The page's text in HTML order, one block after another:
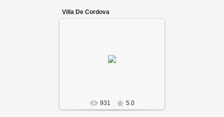
Villa De Cordova
931 5.0